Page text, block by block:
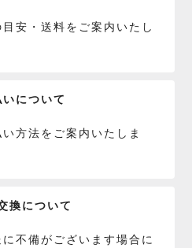
安・送料をご案内いたし
いについて
方法をご案内いたしま
換について
不備がございます場合に